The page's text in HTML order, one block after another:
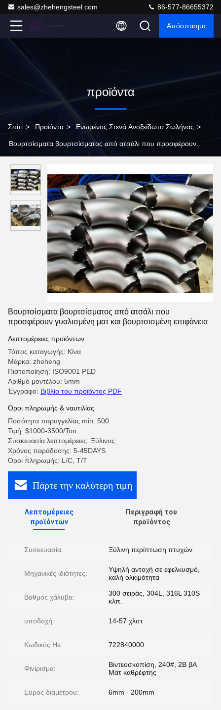
sales@zhehengsteel.com 86-577-86655372
Απόσπασμα
προϊόντα
Σπίτι > Προϊόντα > Ενωμένος Στενά Ανοξείδωτο Σωλήνας >
Βουρτσίσματα βουρτσίσματος από ατσάλι που προσφέρουν
Βουρτσίσματα βουρτσίσματος από ατσάλι που
προσφέρουν γυαλισμένη ματ και βουρτσισμένη επιφάνεια
Λεπτομέρειες προϊόντων
Τόπος καταγωγής: Κίνα
Μάρκα: zheheng
Πιστοποίηση: ISO9001 PED
Αριθμό μοντέλου: 5mm
Έγγραφο: Βιβλίο του προϊόντος PDF
Όροι πληρωμής & ναυτιλίας
Ποσότητα παραγγελίας min: 500
Τιμή: $1000-3500/Ton
Συσκευασία λεπτομέρειες: Ξύλινος
Χρόνος παράδοσης: 5-45DAYS
Όροι πληρωμής: L/C, T/T
Πάρτε την καλύτερη τιμή
Λεπτομέρειες
προϊόντων
Περιγραφή του
προϊόντος
Συσκευασία: Ξύλινη περίπτωση πτυχών
Μηχανικές ιδιότητες:
Υψηλή αντοχή σε εφελκυσμό,
καλή ολκιμότητα
Βαθμός χάλυβα:
300 σειράς, 304L, 316L 310S
κλπ.
υποδοχή: 14-57 χλστ
Κωδικός Hs: 722840000
Φινίρισμα:
Βιντεοσκοπίση, 240#, 2B βΑ
Ματ καθρέφτης
Εύρος διαμέτρου: 6mm - 200mm